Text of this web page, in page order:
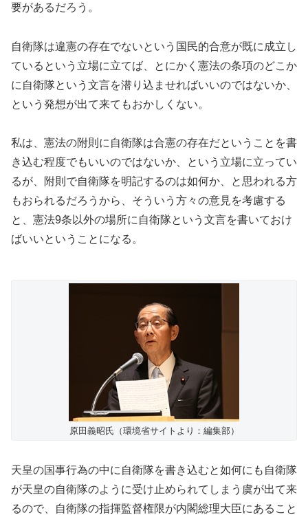
要があるだろう。
自衛隊は違憲の存在でないという国民的合意が既に成立し
ているという立場に立てば、とにかく憲法の条項のどこか
に自衛隊という文言を潜り込ませればいいのではないか、
という発想が出て来てもおかしくない。
私は、憲法の附則に自衛隊は合憲の存在だということを書
き込む程度でもいいのではないか、という立場に立ってい
るが、附則で自衛隊を明記するのは如何か、と思われる方
もおられるだろうから、そういう方々の意見を考慮する
と、憲法9条以外の場所に自衛隊という文言を書いておけ
ばいいということになる。
原田義昭氏（環境省サイトより：編集部）
天皇の国事行為の中に自衛隊を書き込むと如何にも自衛隊
が天皇の自衛隊のように受け止められてしまう虞が出て来
るので、自衛隊の指揮監督権限が内閣総理大臣にあること